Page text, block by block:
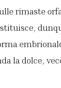
rimaste
la dolce,